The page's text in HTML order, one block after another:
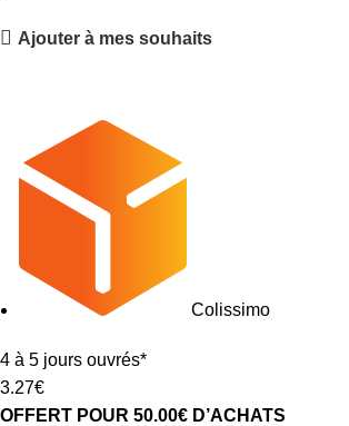
Ajouter à mes souhaits
Colissimo
4 à 5 jours ouvrés*
3.27€
OFFERT POUR 50.00€ D’ACHATS